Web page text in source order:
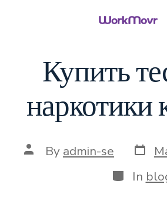
Купить
наркотики
Post
author
By admin-se Post
date
In